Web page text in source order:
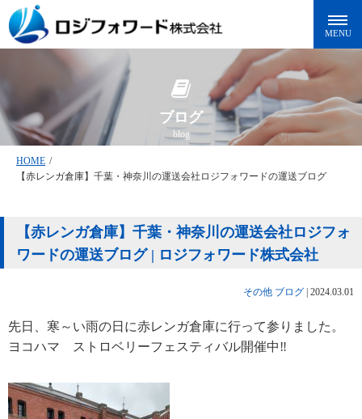
ブログ
blog
HOME /
【赤レンガ倉庫】千葉・神奈川の運送会社ロジフォワードの運送ブログ
【赤レンガ倉庫】千葉・神奈川の運送会社ロジフォ
ワードの運送ブログ | ロジフォワード株式会社
その他 ブログ 2024.03.01
先日、寒～い雨の日に赤レンガ倉庫に行って参りました。
ヨコハマ ストロベリーフェスティバル開催中‼